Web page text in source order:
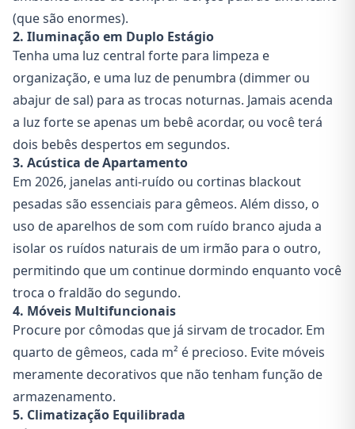
(que são enormes).
2. Iluminação em Duplo Estágio
Tenha uma luz central forte para limpeza e
organização, e uma luz de penumbra (dimmer ou
abajur de sal) para as trocas noturnas. Jamais acenda
a luz forte se apenas um bebê acordar, ou você terá
dois bebês despertos em segundos.
3. Acústica de Apartamento
Em 2026, janelas anti-ruído ou cortinas blackout
pesadas são essenciais para gêmeos. Além disso, o
uso de aparelhos de som com ruído branco ajuda a
isolar os ruídos naturais de um irmão para o outro,
permitindo que um continue dormindo enquanto você
troca o fraldão do segundo.
4. Móveis Multifuncionais
Procure por cômodas que já sirvam de trocador. Em
quarto de gêmeos, cada m² é precioso. Evite móveis
meramente decorativos que não tenham função de
armazenamento.
5. Climatização Equilibrada